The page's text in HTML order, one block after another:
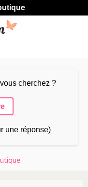
cherchez ?
une réponse)